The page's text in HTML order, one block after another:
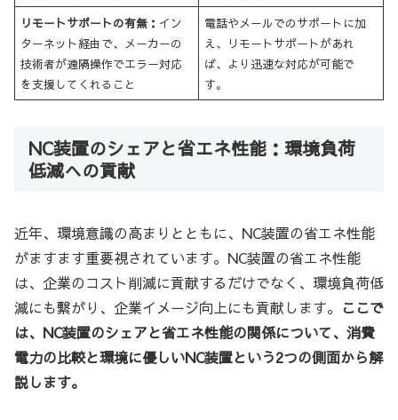
リモートサポートの有無： イン
ターネット経由で、メーカーの
技術者が遠隔操作でエラー対応
を支援してくれること
電話やメールでのサポートに加
え、リモートサポートがあれ
ば、より迅速な対応が可能で
す。
NC装置のシェアと省エネ性能：環境負荷
低減への貢献
近年、環境意識の高まりとともに、NC装置の省エネ性能
がますます重要視されています。NC装置の省エネ性能
は、企業のコスト削減に貢献するだけでなく、環境負荷低
減にも繋がり、企業イメージ向上にも貢献します。 ここで
は、NC装置のシェアと省エネ性能の関係について、消費
電力の比較と環境に優しいNC装置という2つの側面から解
説します。